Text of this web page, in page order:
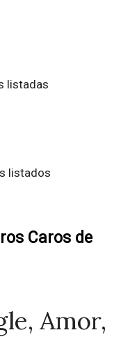
listadas
listados
Caros de
Amor,